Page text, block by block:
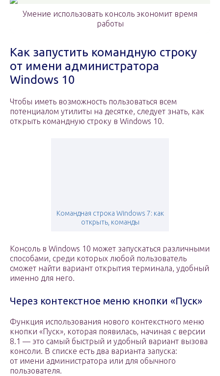
Умение использовать консоль экономит время
работы
Как запустить командную строку
от имени администратора
Windows 10
Чтобы иметь возможность пользоваться всем
потенциалом утилиты на десятке, следует знать, как
открыть командную строку в Windows 10.
Командная строка Windows 7: как
открыть, команды
Консоль в Windows 10 может запускаться различными
способами, среди которых любой пользователь
сможет найти вариант открытия терминала, удобный
именно для него.
Через контекстное меню кнопки «Пуск»
Функция использования нового контекстного меню
кнопки «Пуск», которая появилась, начиная с версии
8.1 — это самый быстрый и удобный вариант вызова
консоли. В списке есть два варианта запуска:
от имени администратора или для обычного
пользователя.